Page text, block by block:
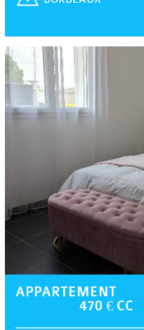
APPARTEMENT
470 € CC